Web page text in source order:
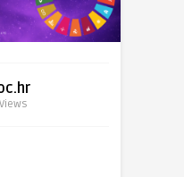
Views